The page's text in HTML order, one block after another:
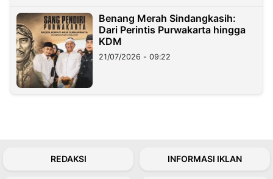
Benang Merah Sindangkasih:
Dari Perintis Purwakarta hingga
KDM
21/07/2026 - 09:22
REDAKSI INFORMASI IKLAN